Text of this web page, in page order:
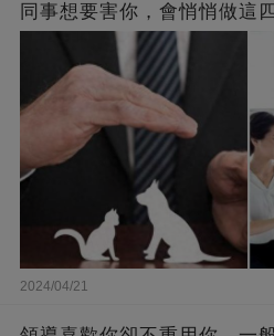
同事想要害你，會悄悄做這
2024/04/21